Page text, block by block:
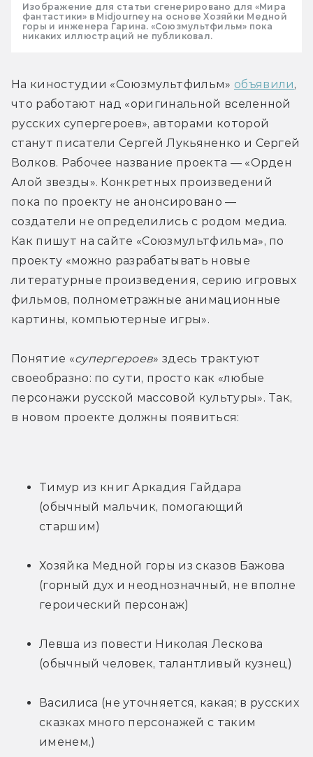
Изображение для статьи сгенерировано для «Мира
фантастики» в Midjourney на основе Хозяйки Медной
горы и инженера Гарина. «Союзмультфильм» пока
никаких иллюстраций не публиковал.
На киностудии «Союзмультфильм» объявили,
что работают над «оригинальной вселенной
русских супергероев», авторами которой
станут писатели Сергей Лукьяненко и Сергей
Волков. Рабочее название проекта — «Орден
Алой звезды». Конкретных произведений
пока по проекту не анонсировано —
создатели не определились с родом медиа.
Как пишут на сайте «Союзмультфильма», по
проекту «можно разрабатывать новые
литературные произведения, серию игровых
фильмов, полнометражные анимационные
картины, компьютерные игры».
Понятие «супергероев» здесь трактуют
своеобразно: по сути, просто как «любые
персонажи русской массовой культуры». Так,
в новом проекте должны появиться:
Тимур из книг Аркадия Гайдара
(обычный мальчик, помогающий
старшим)
Хозяйка Медной горы из сказов Бажова
(горный дух и неоднозначный, не вполне
героический персонаж)
Левша из повести Николая Лескова
(обычный человек, талантливый кузнец)
Василиса (не уточняется, какая; в русских
сказках много персонажей с таким
именем,)